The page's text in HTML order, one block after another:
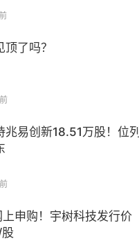
了吗？
兆易创新18.51万股！位列
申购！宇树科技发行价